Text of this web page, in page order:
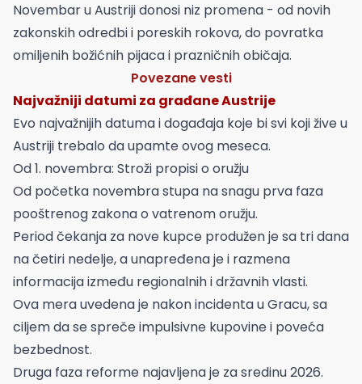
Novembar u Austriji donosi niz promena - od novih
zakonskih odredbi i poreskih rokova, do povratka
omiljenih božićnih pijaca i prazničnih običaja.
Povezane vesti
Najvažniji datumi za građane Austrije
Evo najvažnijih datuma i događaja koje bi svi koji žive u
Austriji trebalo da upamte ovog meseca.
Od 1. novembra: Stroži propisi o oružju
Od početka novembra stupa na snagu prva faza
pooštrenog zakona o vatrenom oružju.
Period čekanja za nove kupce produžen je sa tri dana
na četiri nedelje, a unapređena je i razmena
informacija između regionalnih i državnih vlasti.
Ova mera uvedena je nakon incidenta u Gracu, sa
ciljem da se spreče impulsivne kupovine i poveća
bezbednost.
Druga faza reforme najavljena je za sredinu 2026.